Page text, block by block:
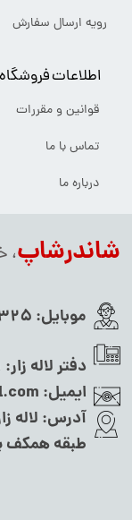
شاندرشاپ،
موبایل:
دفتر لاله زار:
ایمیل:
آدرس: لاله
طبقه همکف
اطلاعات فروشگاه
قوانین و مقررات
تماس با ما
درباره ما
رویه ارسال سفارش